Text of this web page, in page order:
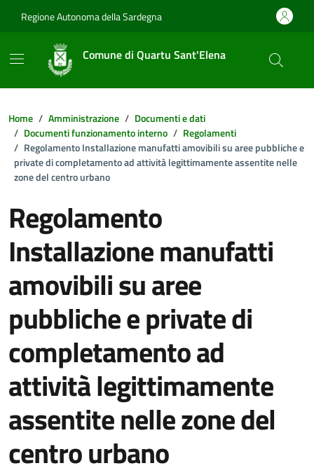
Regione Autonoma della Sardegna
Comune di Quartu Sant'Elena
Home Amministrazione
Documenti e dati
Documenti funzionamento interno
Regolamenti
Regolamento Installazione manufatti amovibili su aree pubbliche e
private di completamento ad attività legittimamente assentite nelle
zone del centro urbano
Regolamento
Installazione manufatti
amovibili su aree
pubbliche e private di
completamento ad
attività legittimamente
assentite nelle zone del
centro urbano